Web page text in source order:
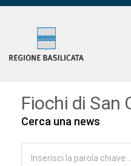
Fiochi di San
Cerca una news